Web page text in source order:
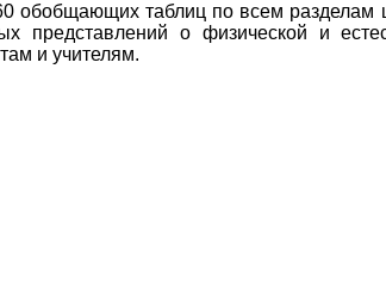
обобщающих таблиц по всем разделам
представлений о физической и
и учителям.